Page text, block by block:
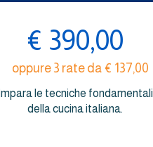
€ 390,00
oppure 3 rate da € 137,00
Impara le tecniche fondamentali
della cucina italiana.